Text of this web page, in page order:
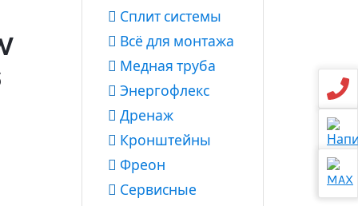
Сплит системы
Всё для монтажа
Медная труба
Энергофлекс
Дренаж
Кронштейны
Фреон
Сервисные